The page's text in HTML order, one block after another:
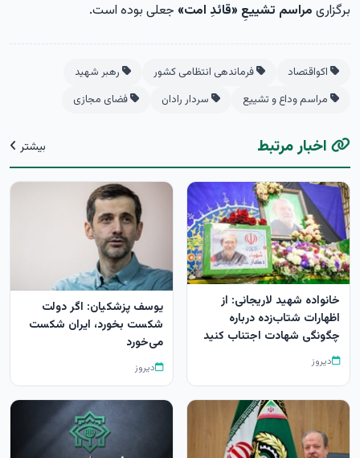
برگزاری مراسم تشییعِ «قائدِ امت» جعلی بوده است.
اکواقتصاد فرماندهی انتظامی کشور
رهبر شهید
مراسم وداع و تشییع
سردار رادان فضای مجازی
اخبار مرتبط بیشتر
خانواده شهید لاریجانی: از
اظهارات شتاب‌زده درباره
چگونگی شهادت اجتناب کنید
دیروز
یوسف پزشکیان: اگر دولت
شکست بخورد، ایران شکست
می‌خورد
دیروز